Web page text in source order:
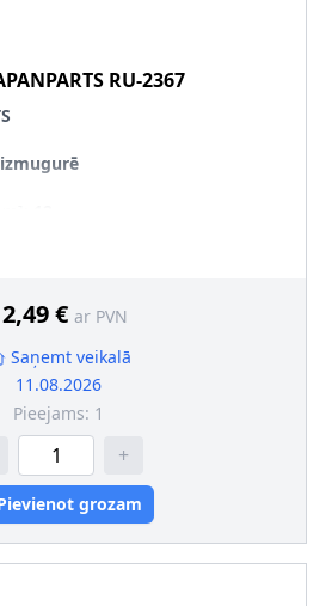
RU-2367
€ ar PVN
Saņemt veikalā
11.08.2026
Pieejams: 1
+
grozam